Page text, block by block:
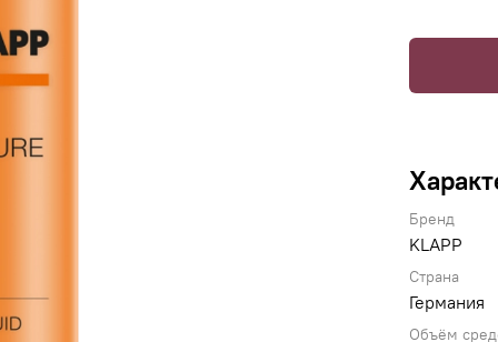
Бренд
KLAPP
Страна
Германия
Объём